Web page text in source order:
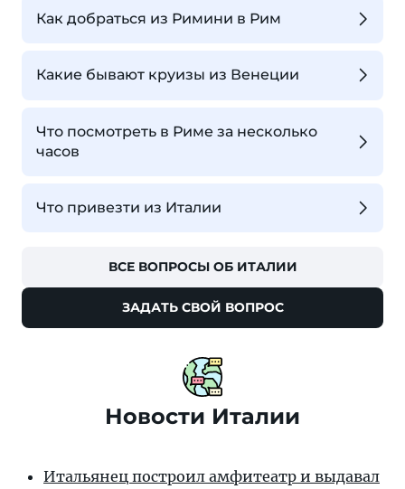
Как добраться из Римини в Рим
Какие бывают круизы из Венеции
Что посмотреть в Риме за несколько
часов
Что привезти из Италии
ВСЕ ВОПРОСЫ ОБ ИТАЛИИ
ЗАДАТЬ СВОЙ ВОПРОС
Новости Италии
Итальянец построил амфитеатр и выдавал